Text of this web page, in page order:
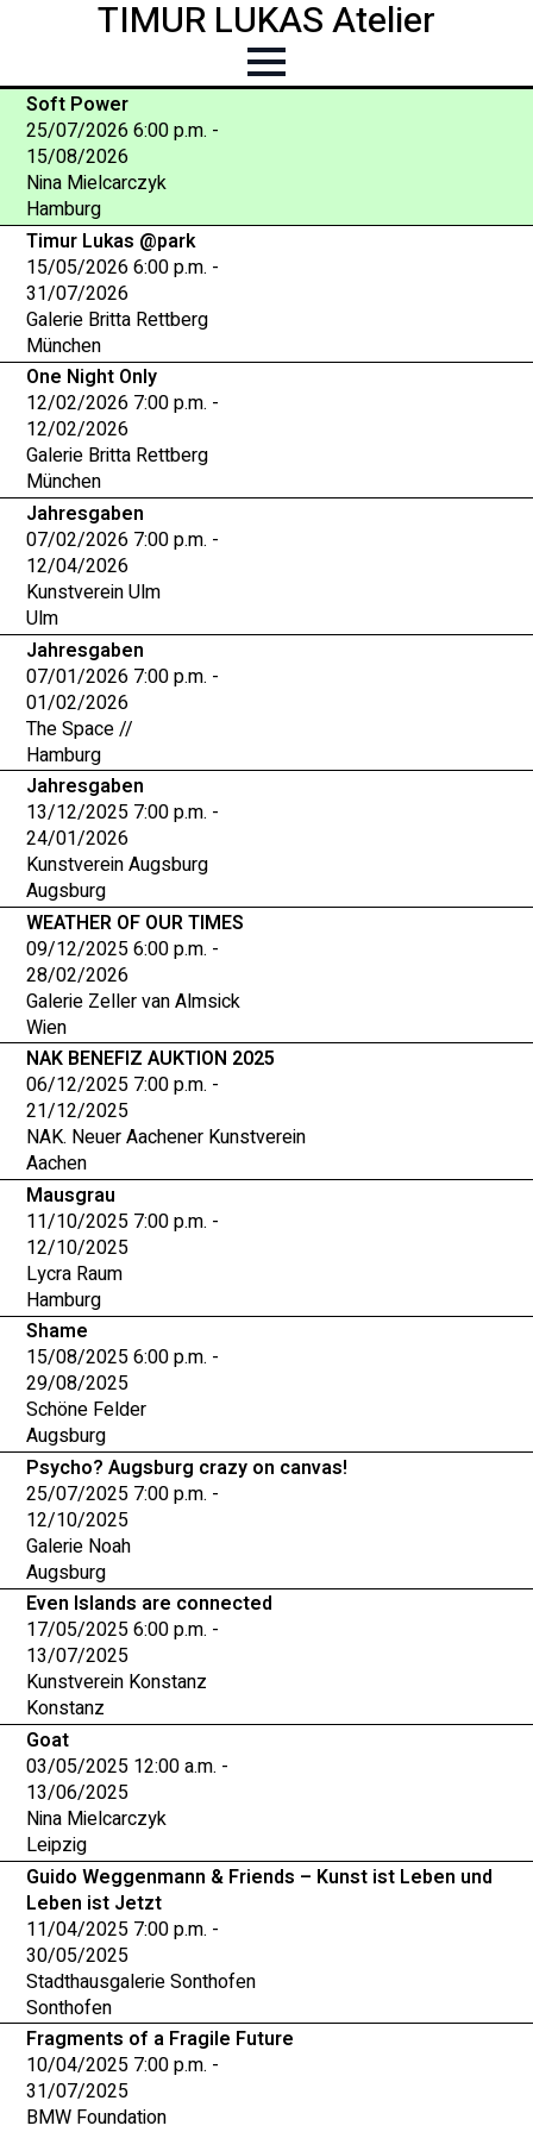
TIMUR LUKAS Atelier
Soft Power
25/07/2026 6:00 p.m. -
15/08/2026
Nina Mielcarczyk
Hamburg
Timur Lukas @park
15/05/2026 6:00 p.m. -
31/07/2026
Galerie Britta Rettberg
München
One Night Only
12/02/2026 7:00 p.m. -
12/02/2026
Galerie Britta Rettberg
München
Jahresgaben
07/02/2026 7:00 p.m. -
12/04/2026
Kunstverein Ulm
Ulm
Jahresgaben
07/01/2026 7:00 p.m. -
01/02/2026
The Space //
Hamburg
Jahresgaben
13/12/2025 7:00 p.m. -
24/01/2026
Kunstverein Augsburg
Augsburg
WEATHER OF OUR TIMES
09/12/2025 6:00 p.m. -
28/02/2026
Galerie Zeller van Almsick
Wien
NAK BENEFIZ AUKTION 2025
06/12/2025 7:00 p.m. -
21/12/2025
NAK. Neuer Aachener Kunstverein
Aachen
Mausgrau
11/10/2025 7:00 p.m. -
12/10/2025
Lycra Raum
Hamburg
Shame
15/08/2025 6:00 p.m. -
29/08/2025
Schöne Felder
Augsburg
Psycho? Augsburg crazy on canvas!
25/07/2025 7:00 p.m. -
12/10/2025
Galerie Noah
Augsburg
Even Islands are connected
17/05/2025 6:00 p.m. -
13/07/2025
Kunstverein Konstanz
Konstanz
Goat
03/05/2025 12:00 a.m. -
13/06/2025
Nina Mielcarczyk
Leipzig
Guido Weggenmann & Friends – Kunst ist Leben und
Leben ist Jetzt
11/04/2025 7:00 p.m. -
30/05/2025
Stadthausgalerie Sonthofen
Sonthofen
Fragments of a Fragile Future
10/04/2025 7:00 p.m. -
31/07/2025
BMW Foundation